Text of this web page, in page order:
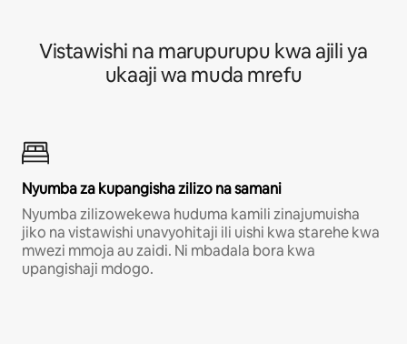
Vistawishi na marupurupu kwa ajili ya
ukaaji wa muda mrefu
Nyumba za kupangisha zilizo na samani
Nyumba zilizowekewa huduma kamili zinajumuisha
jiko na vistawishi unavyohitaji ili uishi kwa starehe kwa
mwezi mmoja au zaidi. Ni mbadala bora kwa
upangishaji mdogo.